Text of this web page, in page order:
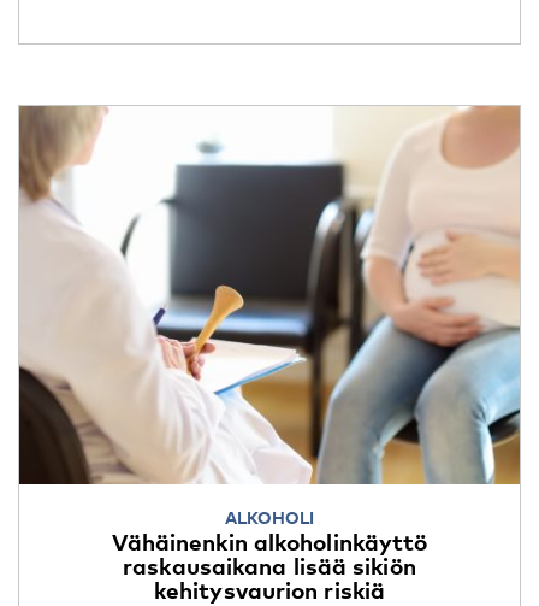
ALKOHOLI
Vähäinenkin alkoholinkäyttö
raskausaikana lisää sikiön
kehitysvaurion riskiä